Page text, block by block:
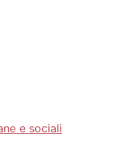
e sociali